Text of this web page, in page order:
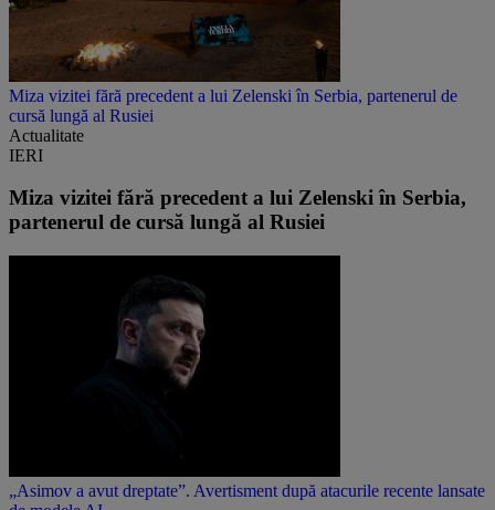
Miza vizitei fără precedent a lui Zelenski în Serbia, partenerul de
cursă lungă al Rusiei
Actualitate
IERI
Miza vizitei fără precedent a lui Zelenski în Serbia,
partenerul de cursă lungă al Rusiei
„Asimov a avut dreptate”. Avertisment după atacurile recente lansate